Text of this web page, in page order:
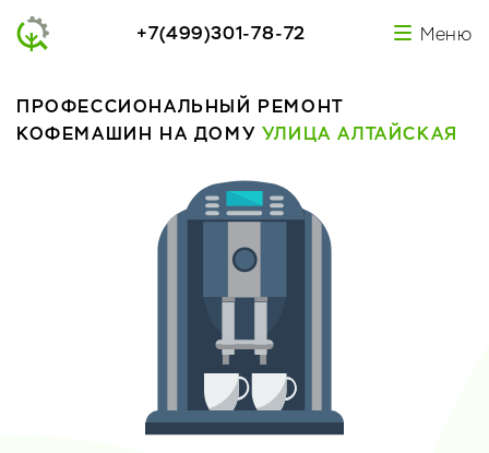
+7(499)301-78-72 Меню
ПРОФЕССИОНАЛЬНЫЙ РЕМОНТ
КОФЕМАШИН НА ДОМУ УЛИЦА АЛТАЙСКАЯ